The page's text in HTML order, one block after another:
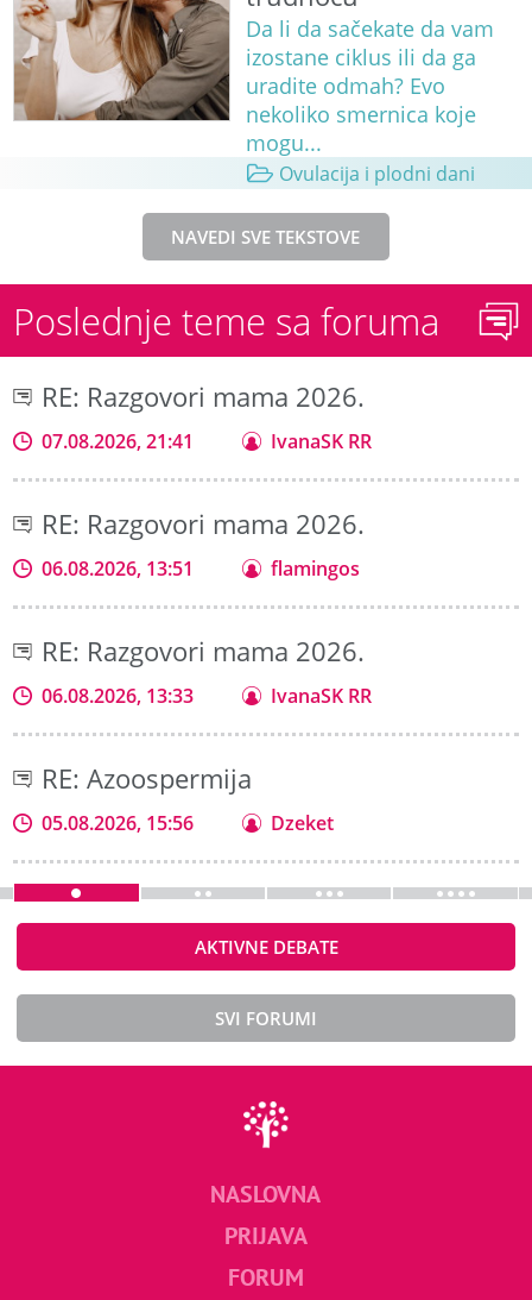
Da li da sačekate da vam
izostane ciklus ili da ga
uradite odmah? Evo
nekoliko smernica koje
mogu...
Ovulacija i plodni dani
NAVEDI SVE TEKSTOVE
Poslednje teme sa foruma
RE: Razgovori mama 2026.
07.08.2026, 21:41 IvanaSK RR
RE: Razgovori mama 2026.
06.08.2026, 13:51 flamingos
RE: Razgovori mama 2026.
06.08.2026, 13:33 IvanaSK RR
RE: Azoospermija
05.08.2026, 15:56 Dzeket
AKTIVNE DEBATE
SVI FORUMI
NASLOVNA
PRIJAVA
FORUM